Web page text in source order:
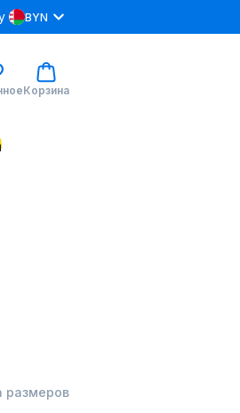
BYN
Корзина
размеров